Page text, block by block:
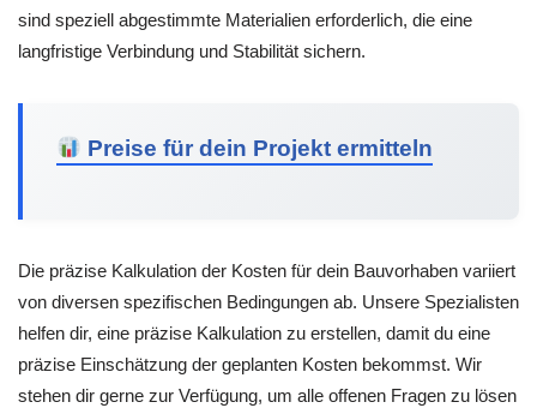
sind speziell abgestimmte Materialien erforderlich, die eine
langfristige Verbindung und Stabilität sichern.
Preise für dein Projekt ermitteln
Die präzise Kalkulation der Kosten für dein Bauvorhaben variiert
von diversen spezifischen Bedingungen ab. Unsere Spezialisten
helfen dir, eine präzise Kalkulation zu erstellen, damit du eine
präzise Einschätzung der geplanten Kosten bekommst. Wir
stehen dir gerne zur Verfügung, um alle offenen Fragen zu lösen